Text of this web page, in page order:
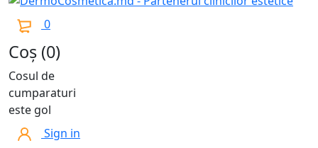
0
Coș (0)
Cosul de
cumparaturi
este gol
Sign in